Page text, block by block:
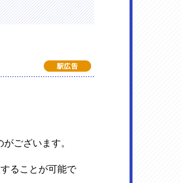
ございます。
ることが可能で